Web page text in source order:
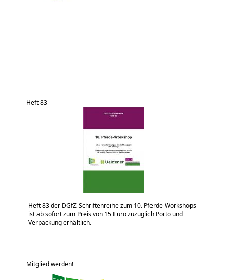
Heft 83
Heft 83 der DGfZ-Schriftenreihe zum 10. Pferde-Workshops
ist ab sofort zum Preis von 15 Euro zuzüglich Porto und
Verpackung erhältlich.
Mitglied werden!